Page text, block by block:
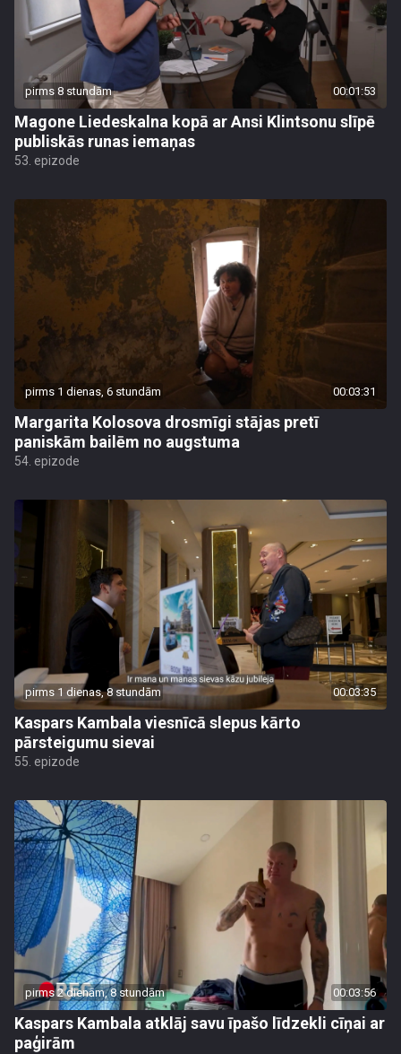
pirms 8 stundām 00:01:53
Magone Liedeskalna kopā ar Ansi Klintsonu slīpē
publiskās runas iemaņas
53. epizode
pirms 1 dienas, 6 stundām 00:03:31
Margarita Kolosova drosmīgi stājas pretī
paniskām bailēm no augstuma
54. epizode
pirms 1 dienas, 8 stundām 00:03:35
Kaspars Kambala viesnīcā slepus kārto
pārsteigumu sievai
55. epizode
pirms 2 dienām, 8 stundām 00:03:56
Kaspars Kambala atklāj savu īpašo līdzekli cīņai ar
paģirām